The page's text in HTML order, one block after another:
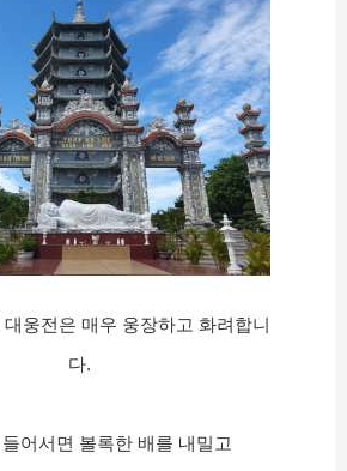
웅전은 매우 웅장하고 화려합니
다.
어서면 볼록한 배를 내밀고